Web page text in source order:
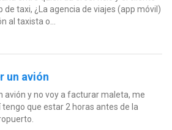
de taxi, ¿La agencia de viajes (app móvil)
al taxista o...
un avión
avión y no voy a facturar maleta, me
que estar 2 horas antes de la